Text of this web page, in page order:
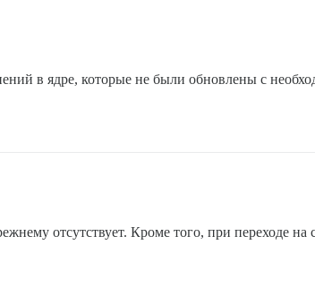
в ядре, которые не были обновлены с
отсутствует. Кроме того, при переходе на